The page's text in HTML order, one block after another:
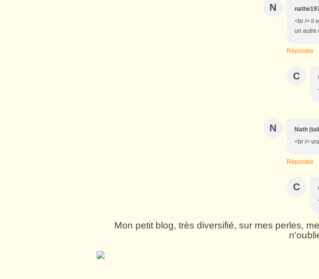
N
<br /> il
un autre
Répondre
C
N Nath
<br />
Répondre
C
Mon petit blog, très diversifié, sur mes perles,